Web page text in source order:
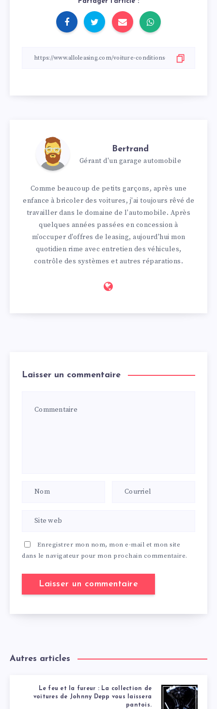
Bertrand
Gérant d'un garage automobile
Comme beaucoup de petits garçons, après une
enfance à bricoler des voitures, j'ai toujours rêvé de
travailler dans le domaine de l'automobile. Après
quelques années passées en concession à
m'occuper d'offres de leasing, aujourd'hui mon
quotidien rime avec entretien des véhicules,
contrôle des systèmes et autres réparations.
Laisser un commentaire
Enregistrer mon nom, mon e-mail et mon site
dans le navigateur pour mon prochain commentaire.
Autres articles
Le feu et la fureur : La collection de
voitures de Johnny Depp vous laissera
pantois.